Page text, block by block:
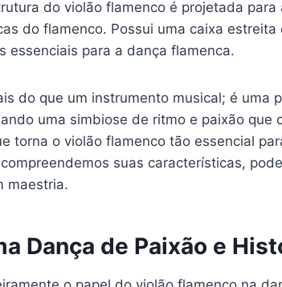
do violão flamenco é projetada para
do flamenco. Possui uma caixa
essenciais para a dança flamenca.
do que um instrumento musical; é uma
uma simbiose de ritmo e paixão que
torna o violão flamenco tão essencial
suas características,
maestria.
Dança de Paixão e